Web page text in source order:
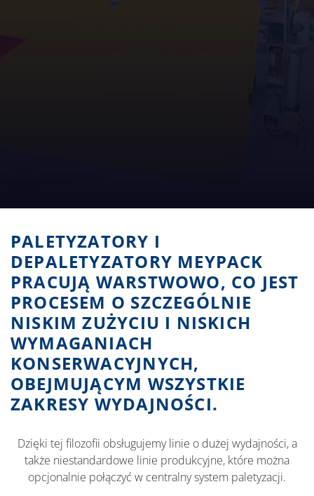
PALETYZATORY I
DEPALETYZATORY MEYPACK
PRACUJĄ WARSTWOWO, CO JEST
PROCESEM O SZCZEGÓLNIE
NISKIM ZUŻYCIU I NISKICH
WYMAGANIACH
KONSERWACYJNYCH,
OBEJMUJĄCYM WSZYSTKIE
ZAKRESY WYDAJNOŚCI.
Dzięki tej filozofii obsługujemy linie o dużej wydajności, a
także niestandardowe linie produkcyjne, które można
opcjonalnie połączyć w centralny system paletyzacji.